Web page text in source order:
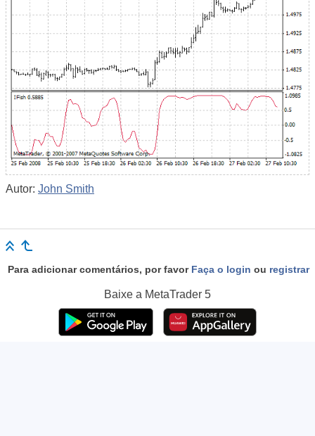
Autor: John Smith
Para adicionar comentários, por favor Faça o login ou registrar
Baixe a MetaTrader 5